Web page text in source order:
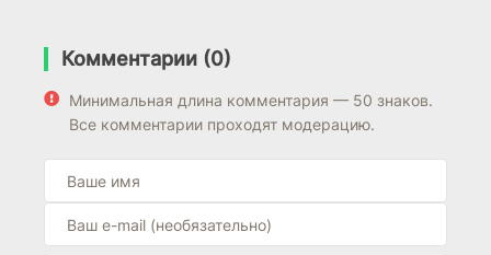
Комментарии (0)
Минимальная длина комментария — 50 знаков.
Все комментарии проходят модерацию.